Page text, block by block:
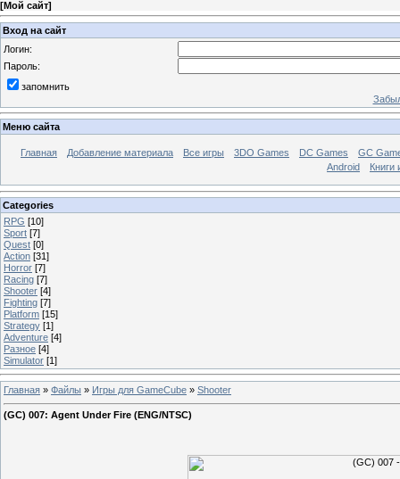
[Мой сайт]
Вход на сайт
Логин:
Пароль:
запомнить
Меню сайта
Главная Добавление материала Все игры 3DO Games DC Games
GC
Android
Книги
Categories
RPG [10]
Sport [7]
Quest [0]
Action [31]
Horror [7]
Racing [7]
Shooter [4]
Fighting [7]
Platform [15]
Strategy [1]
Adventure [4]
Разное [4]
Simulator [1]
Главная » Файлы » Игры для GameCube » Shooter
(GC) 007: Agent Under Fire (ENG/NTSC)